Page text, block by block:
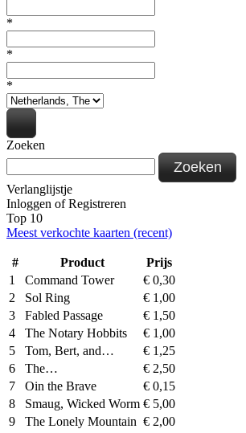
*
*
*
Zoeken
Zoeken
Verlanglijstje
Inloggen ofRegistreren
Top 10
Meest verkochte kaarten (recent)
# Product
Prijs
1
Command Tower € 0,30
2
Sol Ring € 1,00
3
Fabled Passage € 1,50
4
The Notary Hobbits € 1,00
5
Tom, Bert, and… € 1,25
6
The… € 2,50
7
Oin the Brave € 0,15
8
Smaug, Wicked Worm € 5,00
9
The Lonely Mountain € 2,00